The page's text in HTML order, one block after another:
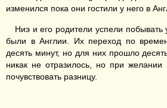
изменился пока они гостили у него в
Ниэ и его родители успели побывать
были в Англии. Их переход по
десять минут, но для них прошло
никак не отразилось, но при
почувствовать разницу.